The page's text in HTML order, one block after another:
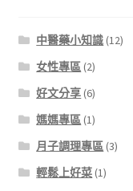
中醫藥小知識 (12)
女性專區 (2)
好文分享 (6)
媽媽專區 (1)
月子調理專區 (3)
輕鬆上好菜 (1)